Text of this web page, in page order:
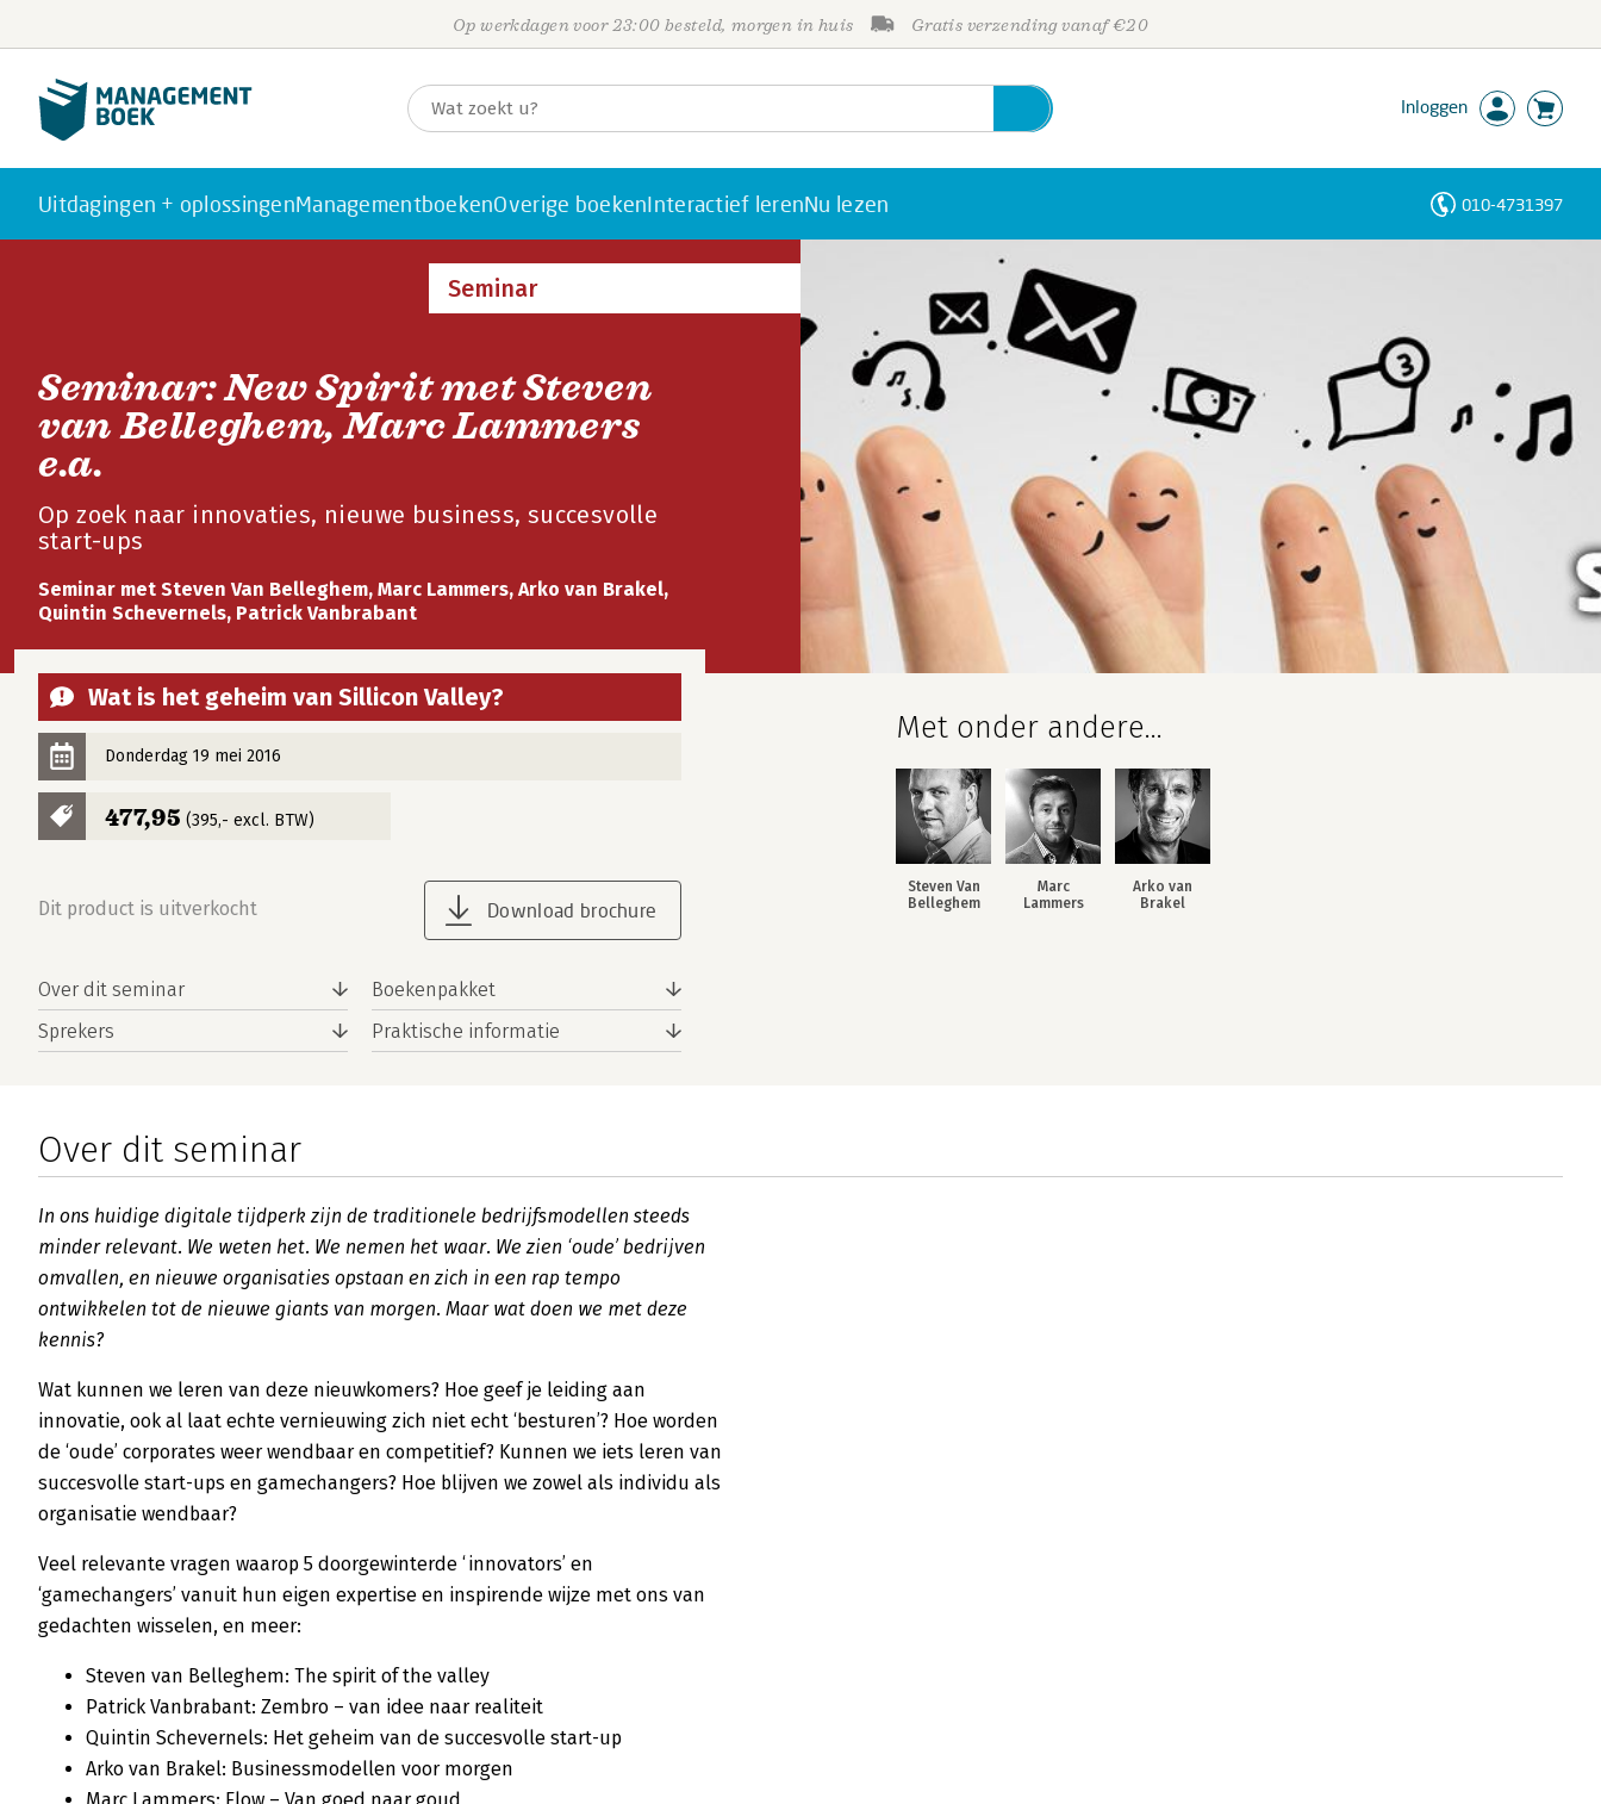
Op werkdagen voor 23:00 besteld, morgen in huis Gratis verzending vanaf €20
Inloggen
Uitdagingen + oplossingenManagementboekenOverige boekenInteractief lerenNu lezen 010-4731397
Seminar
Seminar: New Spirit met Steven
van Belleghem, Marc Lammers
e.a.
Op zoek naar innovaties, nieuwe business, succesvolle
start-ups
Seminar met Steven Van Belleghem, Marc Lammers, Arko van Brakel,
Quintin Schevernels, Patrick Vanbrabant
Wat is het geheim van Sillicon Valley?
Donderdag 19 mei 2016
477,95 (395,- excl. BTW)
Dit product is uitverkocht Download brochure
Over dit seminar
Boekenpakket
Sprekers
Praktische informatie
Met onder andere...
Steven Van
Belleghem
Marc
Lammers
Arko van
Brakel
Over dit seminar
In ons huidige digitale tijdperk zijn de traditionele bedrijfsmodellen steeds
minder relevant. We weten het. We nemen het waar. We zien ‘oude’ bedrijven
omvallen, en nieuwe organisaties opstaan en zich in een rap tempo
ontwikkelen tot de nieuwe giants van morgen. Maar wat doen we met deze
kennis?
Wat kunnen we leren van deze nieuwkomers? Hoe geef je leiding aan
innovatie, ook al laat echte vernieuwing zich niet echt ‘besturen’? Hoe worden
de ‘oude’ corporates weer wendbaar en competitief? Kunnen we iets leren van
succesvolle start-ups en gamechangers? Hoe blijven we zowel als individu als
organisatie wendbaar?
Veel relevante vragen waarop 5 doorgewinterde ‘innovators’ en
‘gamechangers’ vanuit hun eigen expertise en inspirende wijze met ons van
gedachten wisselen, en meer:
Steven van Belleghem: The spirit of the valley
Patrick Vanbrabant: Zembro – van idee naar realiteit
Quintin Schevernels: Het geheim van de succesvolle start-up
Arko van Brakel: Businessmodellen voor morgen
Personen
Trefwoorden